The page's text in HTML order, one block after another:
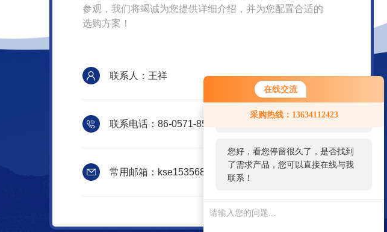
在线交流
采购热线：13634112423
服务，请问您要咨询什么问题呢？
您好，看您停留很久了，是否找到
了需求产品，您可以直接在线与我
联系！
参观，我们将竭诚为您提供详细介绍，并为您配置合适的
选购方案！
联系人：王祥
联系电话：86-0571-85606184
常用邮箱：kse15356826172@163.com